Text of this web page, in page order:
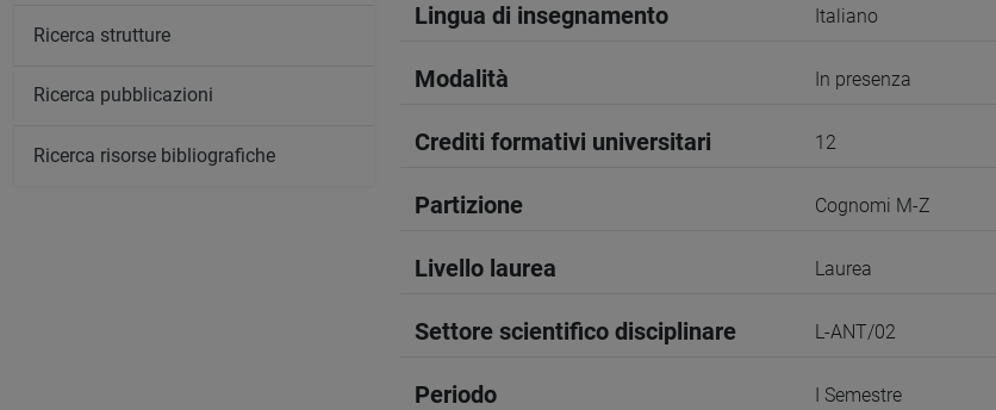
Lingua di insegnamento Italiano
Modalità In presenza
Crediti formativi universitari 12
Partizione Cognomi M-Z
Livello laurea Laurea
Settore scientifico disciplinare L-ANT/02
Periodo I Semestre
Ricerca strutture
Ricerca pubblicazioni
Ricerca risorse bibliografiche